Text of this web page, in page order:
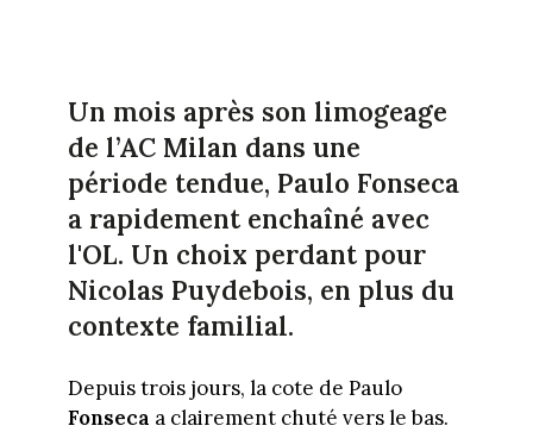
Un mois après son limogeage
de l’AC Milan dans une
période tendue, Paulo Fonseca
a rapidement enchaîné avec
l'OL. Un choix perdant pour
Nicolas Puydebois, en plus du
contexte familial.
Depuis trois jours, la cote de Paulo
Fonseca a clairement chuté vers le bas.